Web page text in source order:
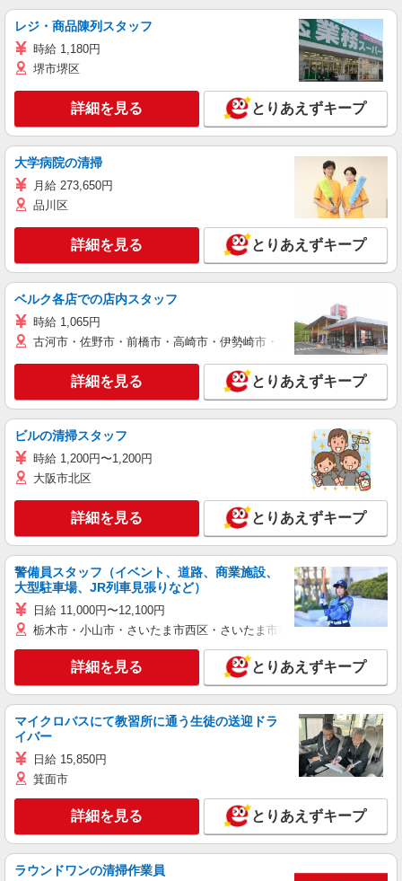
レジ・商品陳列スタッフ
時給 1,180円
堺市堺区
詳細を見る とりあえずキープ
大学病院の清掃
月給 273,650円
品川区
詳細を見る とりあえずキープ
ベルク各店での店内スタッフ
時給 1,065円
古河市・佐野市・前橋市・高崎市・伊勢崎市・太田市・館林市・藤
詳細を見る とりあえずキープ
ビルの清掃スタッフ
時給 1,200円〜1,200円
大阪市北区
詳細を見る とりあえずキープ
警備員スタッフ（イベント、道路、商業施設、
大型駐車場、JR列車見張りなど）
日給 11,000円〜12,100円
栃木市・小山市・さいたま市西区・さいたま市岩槻区・久喜市・蓮田
詳細を見る とりあえずキープ
マイクロバスにて教習所に通う生徒の送迎ドラ
イバー
日給 15,850円
箕面市
詳細を見る とりあえずキープ
ラウンドワンの清掃作業員